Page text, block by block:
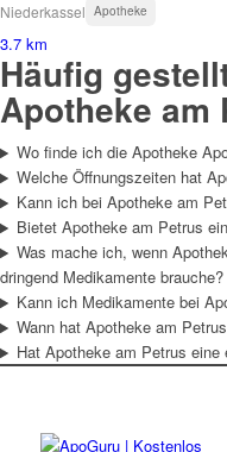
Niederkassel Apotheke
3.7 km
Häufig
Apotheke am
Wo finde ich die Apotheke
Welche Öffnungszeiten hat
Kann ich bei Apotheke am
Bietet Apotheke am Petrus
Was mache ich, wenn
dringend Medikamente brauche?
Kann ich Medikamente bei
Wann hat Apotheke am
Hat Apotheke am Petrus eine